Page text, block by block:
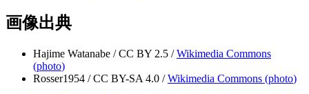
画像出典
Hajime Watanabe /CC BY 2.5 / Wikimedia Commons
(photo)
Rosser1954 /CC BY-SA 4.0 / Wikimedia Commons (photo)